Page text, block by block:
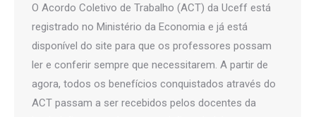
O Acordo Coletivo de Trabalho (ACT) da Uceff está
registrado no Ministério da Economia e já está
disponível do site para que os professores possam
ler e conferir sempre que necessitarem. A partir de
agora, todos os benefícios conquistados através do
ACT passam a ser recebidos pelos docentes da